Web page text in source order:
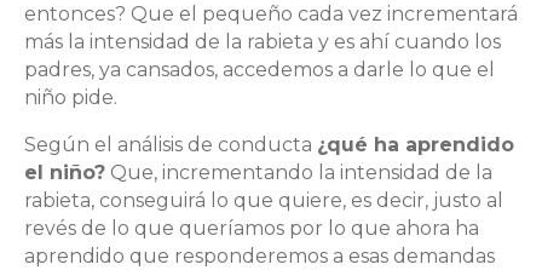
entonces? Que el pequeño cada vez incrementará
más la intensidad de la rabieta y es ahí cuando los
padres, ya cansados, accedemos a darle lo que el
niño pide.
Según el análisis de conducta ¿qué ha aprendido
el niño? Que, incrementando la intensidad de la
rabieta, conseguirá lo que quiere, es decir, justo al
revés de lo que queríamos por lo que ahora ha
aprendido que responderemos a esas demandas